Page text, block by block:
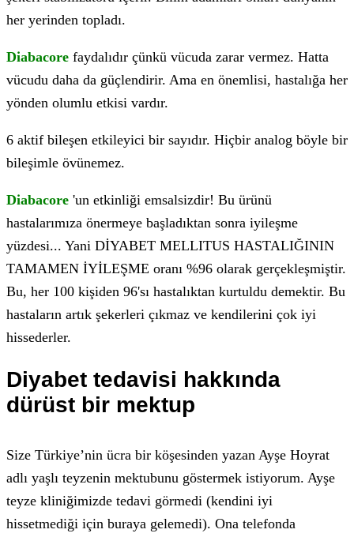
her yerinden topladı.
Diabacore faydalıdır çünkü vücuda zarar vermez. Hatta
vücudu daha da güçlendirir. Ama en önemlisi, hastalığa her
yönden olumlu etkisi vardır.
6 aktif bileşen etkileyici bir sayıdır. Hiçbir analog böyle bir
bileşimle övünemez.
Diabacore 'un etkinliği emsalsizdir! Bu ürünü
hastalarımıza önermeye başladıktan sonra iyileşme
yüzdesi... Yani DİYABET MELLITUS HASTALIĞININ
TAMAMEN İYİLEŞME oranı %96 olarak gerçekleşmiştir.
Bu, her 100 kişiden 96'sı hastalıktan kurtuldu demektir. Bu
hastaların artık şekerleri çıkmaz ve kendilerini çok iyi
hissederler.
Diyabet tedavisi hakkında
dürüst bir mektup
Size Türkiye’nin ücra bir köşesinden yazan Ayşe Hoyrat
adlı yaşlı teyzenin mektubunu göstermek istiyorum. Ayşe
teyze kliniğimizde tedavi görmedi (kendini iyi
hissetmediği için buraya gelemedi). Ona telefonda